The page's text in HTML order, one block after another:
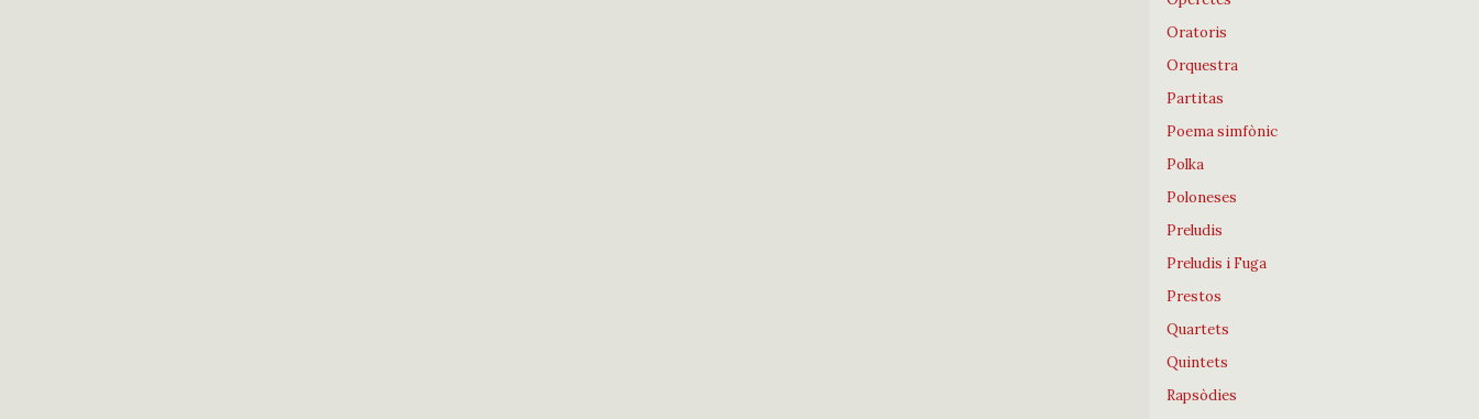
Oratoris
Orquestra
Partitas
Poema simfònic
Polka
Poloneses
Preludis
Preludis i Fuga
Prestos
Quartets
Quintets
Rapsòdies